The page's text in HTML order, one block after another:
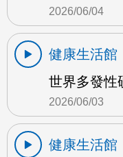
2026/06/04
健康生活館
世界多發性
2026/06/03
健康生活館